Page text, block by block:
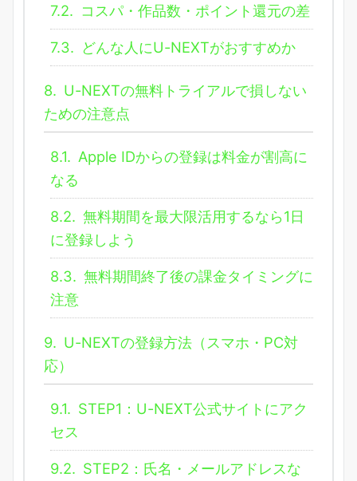
7.2. コスパ・作品数・ポイント還元の差
7.3. どんな人にU-NEXTがおすすめか
8. U-NEXTの無料トライアルで損しない
ための注意点
8.1. Apple IDからの登録は料金が割高に
なる
8.2. 無料期間を最大限活用するなら1日
に登録しよう
8.3. 無料期間終了後の課金タイミングに
注意
9. U-NEXTの登録方法（スマホ・PC対
応）
9.1. STEP1：U-NEXT公式サイトにアク
セス
9.2. STEP2：氏名・メールアドレスな